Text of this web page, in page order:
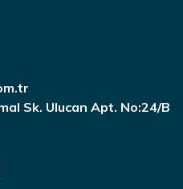
Sk. Ulucan Apt. No:24/B